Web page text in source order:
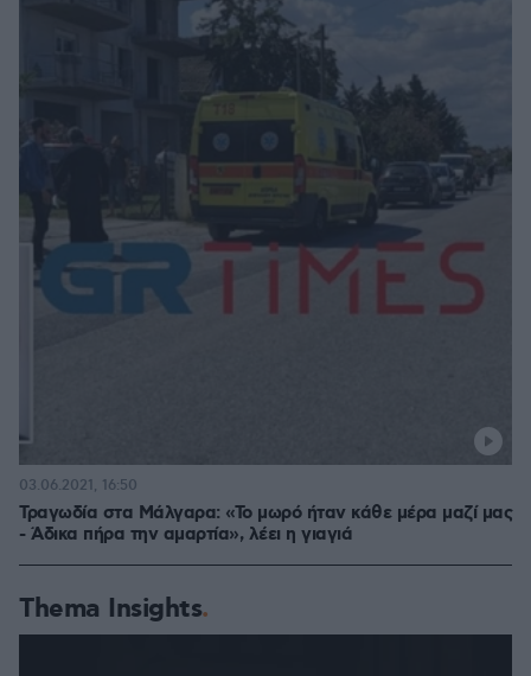
Τραγωδία στα Μάλγαρα: «Το μωρό ήταν κάθε μέρα μαζί μας
- Άδικα πήρα την αμαρτία», λέει η γιαγιά
03.06.2021, 16:50
Thema Insights